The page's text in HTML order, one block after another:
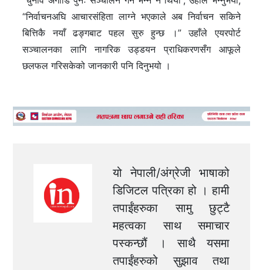
“निर्वाचनअघि आचारसंहिता लाग्ने भएकाले अब निर्वाचन सकिने
बित्तिकै नयाँ ढङ्गबाट पहल सुरु हुन्छ ।” उहाँले एयरपोर्ट
सञ्चालनका लागि नागरिक उड्डयन प्राधिकरणसँग आफूले
छलफल गरिसकेको जानकारी पनि दिनुभयो ।
यो नेपाली/अंग्रेजी भाषाको
डिजिटल पत्रिका हो । हामी
तपाईंहरुका सामु छुट्टै
महत्वका साथ समाचार
पस्कन्छौं । साथै यसमा
तपाईंहरुको सुझाव तथा